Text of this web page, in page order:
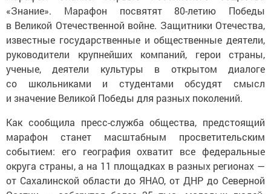
«Знание». Марафон посвятят 80-летию Победы
в Великой Отечественной войне. Защитники Отечества,
известные государственные и общественные деятели,
руководители крупнейших компаний, герои страны,
ученые, деятели культуры в открытом диалоге
со школьниками и студентами обсудят смысл
и значение Великой Победы для разных поколений.
Как сообщила пресс-служба общества, предстоящий
марафон станет масштабным просветительским
событием: его география охватит все федеральные
округа страны, а на 11 площадках в разных регионах —
от Сахалинской области до ЯНАО, от ДНР до Северной